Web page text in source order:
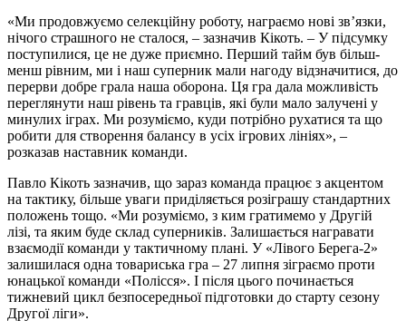
«Ми продовжуємо селекційну роботу, награємо нові зв’язки,
нічого страшного не сталося, – зазначив Кікоть. – У підсумку
поступилися, це не дуже приємно. Перший тайм був більш-
менш рівним, ми і наш суперник мали нагоду відзначитися, до
перерви добре грала наша оборона. Ця гра дала можливість
переглянути наш рівень та гравців, які були мало залучені у
минулих іграх. Ми розуміємо, куди потрібно рухатися та що
робити для створення балансу в усіх ігрових лініях», –
розказав наставник команди.
Павло Кікоть зазначив, що зараз команда працює з акцентом
на тактику, більше уваги приділяється розіграшу стандартних
положень тощо. «Ми розуміємо, з ким гратимемо у Другій
лізі, та яким буде склад суперників. Залишається награвати
взаємодії команди у тактичному плані. У «Лівого Берега-2»
залишилася одна товариська гра – 27 липня зіграємо проти
юнацької команди «Полісся». І після цього починається
тижневий цикл безпосередньої підготовки до старту сезону
Другої ліги».